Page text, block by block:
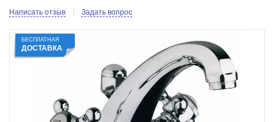
Написать отзыв Задать вопрос
БЕСПЛАТНАЯ
ДОСТАВКА